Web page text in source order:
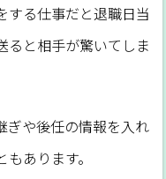
する仕事だと退職日当
ると相手が驚いてしま
ぎや後任の情報を入れ
あります。